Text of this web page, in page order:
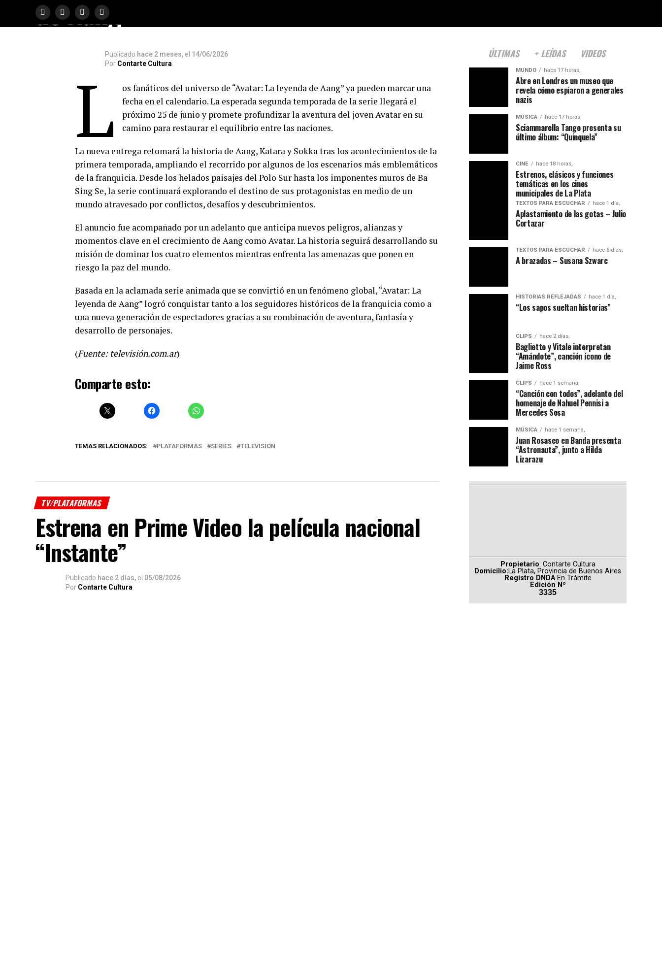
de Aang”
Publicado hace 2 meses, el 14/06/2026
Por Contarte Cultura
L
os fanáticos del universo de “Avatar: La leyenda de Aang” ya pueden marcar una
fecha en el calendario. La esperada segunda temporada de la serie llegará el
próximo 25 de junio y promete profundizar la aventura del joven Avatar en su
camino para restaurar el equilibrio entre las naciones.
La nueva entrega retomará la historia de Aang, Katara y Sokka tras los acontecimientos de la
primera temporada, ampliando el recorrido por algunos de los escenarios más emblemáticos
de la franquicia. Desde los helados paisajes del Polo Sur hasta los imponentes muros de Ba
Sing Se, la serie continuará explorando el destino de sus protagonistas en medio de un
mundo atravesado por conflictos, desafíos y descubrimientos.
El anuncio fue acompañado por un adelanto que anticipa nuevos peligros, alianzas y
momentos clave en el crecimiento de Aang como Avatar. La historia seguirá desarrollando su
misión de dominar los cuatro elementos mientras enfrenta las amenazas que ponen en
riesgo la paz del mundo.
Basada en la aclamada serie animada que se convirtió en un fenómeno global, “Avatar: La
leyenda de Aang” logró conquistar tanto a los seguidores históricos de la franquicia como a
una nueva generación de espectadores gracias a su combinación de aventura, fantasía y
desarrollo de personajes.
(Fuente: televisión.com.ar)
Comparte esto:
TEMAS RELACIONADOS: PLATAFORMAS SERIES TELEVISIÓN
TV/PLATAFORMAS
Estrena en Prime Video la película nacional
“Instante”
Publicado hace 2 días, el 05/08/2026
Por Contarte Cultura
ÚLTIMAS + LEÍDAS VIDEOS
MUNDO hace 17 horas,
Abre en Londres un museo que
revela cómo espiaron a generales
nazis
MÚSICA hace 17 horas,
Sciammarella Tango presenta su
último álbum: “Quinquela”
CINE hace 18 horas,
Estrenos, clásicos y funciones
temáticas en los cines
municipales de La Plata
TEXTOS PARA ESCUCHAR hace 1 día,
Aplastamiento de las gotas – Julio
Cortazar
TEXTOS PARA ESCUCHAR hace 6 días,
A brazadas – Susana Szwarc
HISTORIAS REFLEJADAS hace 1 día,
“ Los sapos sueltan historias”
CLIPS hace 2 días,
Baglietto y Vitale interpretan
“Amándote”, canción ícono de
Jaime Ross
CLIPS hace 1 semana,
“Canción con todos”, adelanto del
homenaje de Nahuel Pennisi a
Mercedes Sosa
MÚSICA hace 1 semana,
Juan Rosasco en Banda presenta
“Astronauta”, junto a Hilda
Lizarazu
Propietario: Contarte Cultura
Domicilio:La Plata, Provincia de Buenos Aires
Registro DNDA En Trámite
Edición Nº
3335